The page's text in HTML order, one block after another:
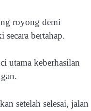
royong demi
bertahap.
utama keberhasilan
setelah selesai, jalan